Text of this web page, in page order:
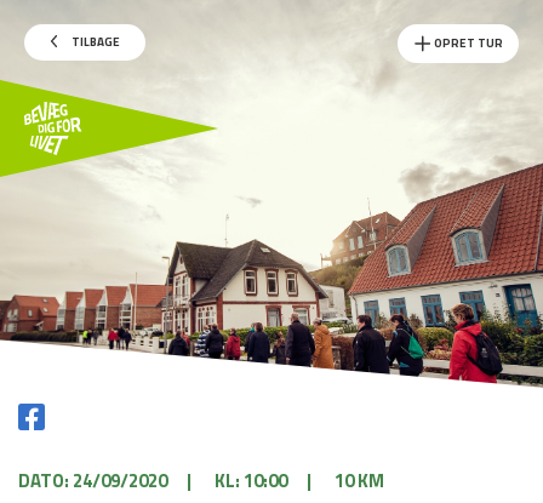
TILBAGE OPRET TUR
DATO: 24/09/2020 | KL: 10:00 | 10 KM